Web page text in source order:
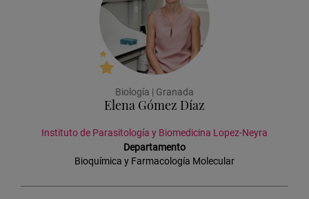
Biología | Granada
Elena Gómez Díaz
Instituto de Parasitología y Biomedicina Lopez-Neyra
Departamento
Bioquímica y Farmacología Molecular